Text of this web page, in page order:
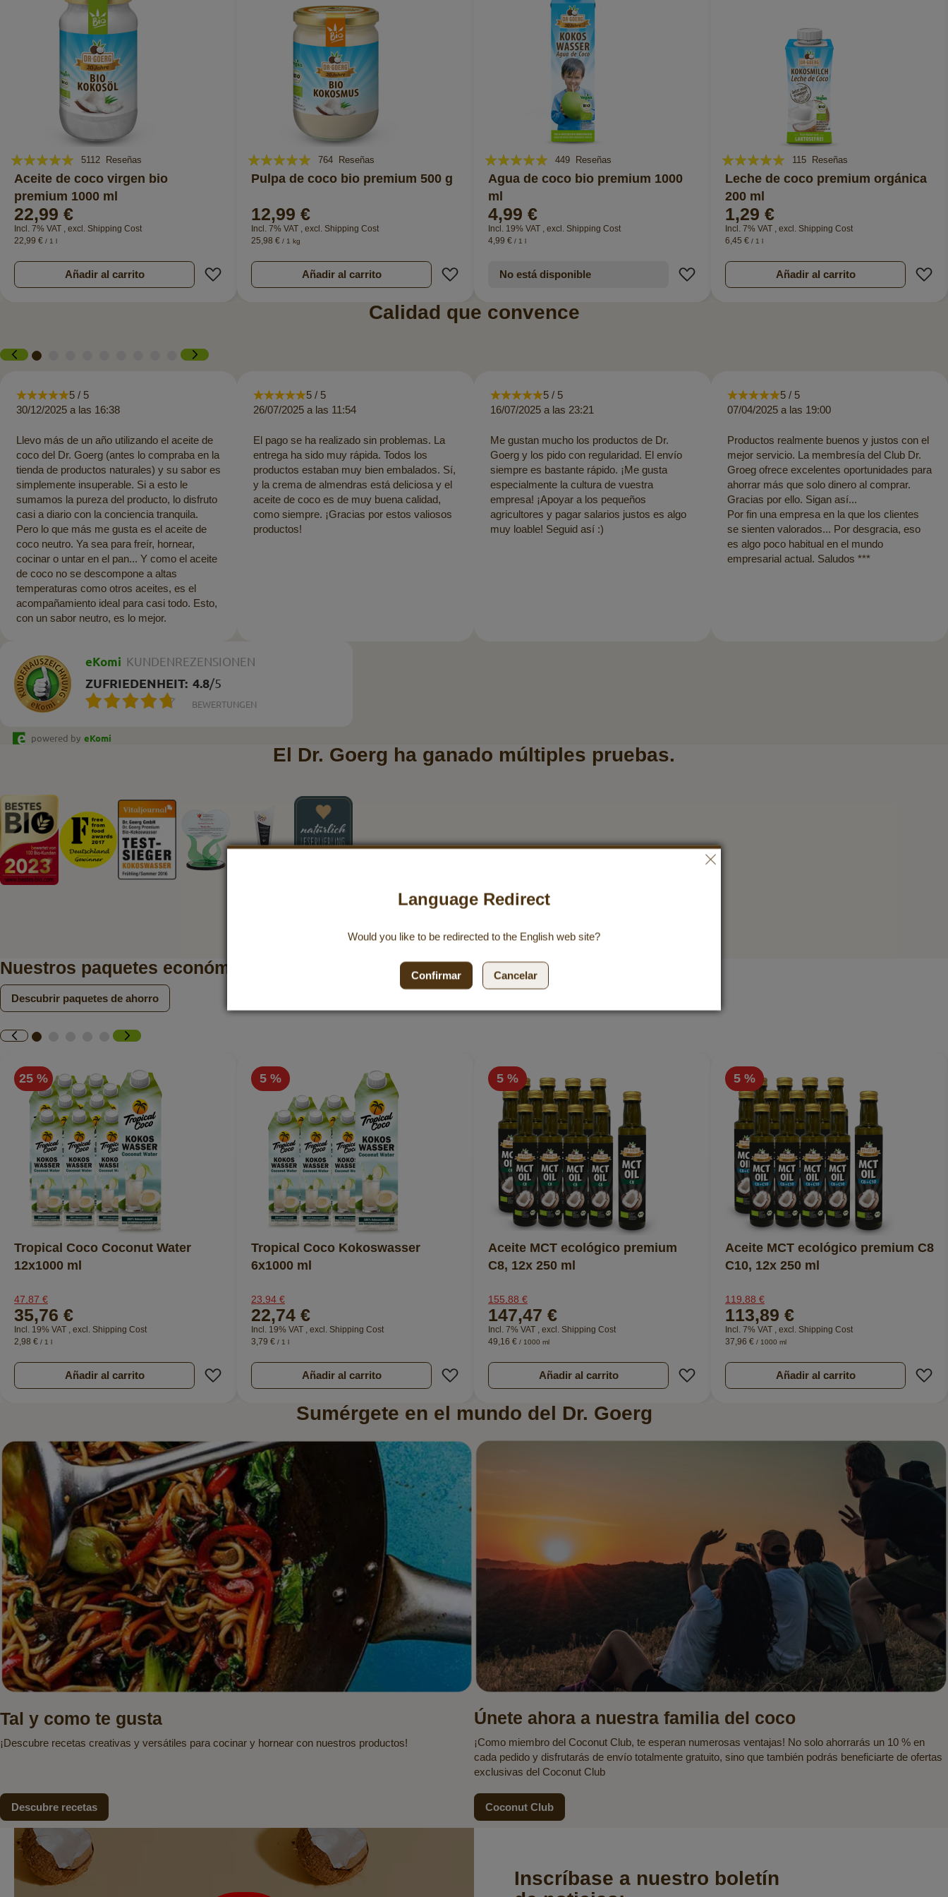
Valoración:
99%
5112 Reseñas
Aceite de coco virgen bio
premium 1000 ml
22,99 €
Incl. 7% VAT excl. Shipping Cost
22,99 € / 1 l
Añadir al carrito Añadir a la Lista de Deseos
Valoración:
99%
764 Reseñas
Pulpa de coco bio premium 500 g
12,99 €
Incl. 7% VAT excl. Shipping Cost
25,98 € / 1 kg
Añadir al carrito Añadir a la Lista de Deseos
Valoración:
97%
449 Reseñas
Agua de coco bio premium 1000
ml
4,99 €
Incl. 19% VAT excl. Shipping Cost
4,99 € / 1 l
No está disponible Añadir a la Lista de Deseos
Valoración:
97%
115 Reseñas
Leche de coco premium orgánica
200 ml
1,29 €
Incl. 7% VAT excl. Shipping Cost
6,45 € / 1 l
Añadir al carrito
Calidad que convence
5 / 5
30/12/2025 a las 16:38
Llevo más de un año utilizando el aceite de
coco del Dr. Goerg (antes lo compraba en la
tienda de productos naturales) y su sabor es
simplemente insuperable. Si a esto le
sumamos la pureza del producto, lo disfruto
casi a diario con la conciencia tranquila.
Pero lo que más me gusta es el aceite de
coco neutro. Ya sea para freír, hornear,
cocinar o untar en el pan... Y como el aceite
de coco no se descompone a altas
temperaturas como otros aceites, es el
acompañamiento ideal para casi todo. Esto,
con un sabor neutro, es lo mejor.
5 / 5
26/07/2025 a las 11:54
El pago se ha realizado sin problemas. La
entrega ha sido muy rápida. Todos los
productos estaban muy bien embalados. Sí,
y la crema de almendras está deliciosa y el
aceite de coco es de muy buena calidad,
como siempre. ¡Gracias por estos valiosos
productos!
5 / 5
16/07/2025 a las 23:21
Me gustan mucho los productos de Dr.
Goerg y los pido con regularidad. El envío
siempre es bastante rápido. ¡Me gusta
especialmente la cultura de vuestra
empresa! ¡Apoyar a los pequeños
agricultores y pagar salarios justos es algo
muy loable! Seguid así :)
5 / 5
07/04/2025 a las 19:00
Productos realmente buenos y justos con el
mejor servicio. La membresía del Club Dr.
Groeg ofrece excelentes oportunidades para
ahorrar más que solo dinero al comprar.
Gracias por ello. Sigan así...
Por fin una empresa en la que los clientes
se sienten valorados... Por desgracia, eso
es algo poco habitual en el mundo
empresarial actual. Saludos ***
eKomi KUNDENREZENSIONEN
ZUFRIEDENHEIT: 4.8/5
BEWERTUNGEN
powered by eKomi
El Dr. Goerg ha ganado múltiples pruebas.
Más información
Nuestros paquetes económicos
Descubrir paquetes de ahorro
25 %
Tropical Coco Coconut Water
12x1000 ml
47,87 €
35,76 €
Incl. 19% VAT excl. Shipping Cost
2,98 € / 1 l
Añadir al carrito Añadir a la Lista de Deseos
5 %
Tropical Coco Kokoswasser
6x1000 ml
23,94 €
22,74 €
Incl. 19% VAT excl. Shipping Cost
3,79 € / 1 l
Añadir al carrito Añadir a la Lista de Deseos
5 %
Aceite MCT ecológico premium
C8, 12x 250 ml
155,88 €
147,47 €
Incl. 7% VAT excl. Shipping Cost
49,16 € / 1000 ml
Añadir al carrito Añadir a la Lista de Deseos
5 %
Aceite MCT ecológico premium C8
C10, 12x 250 ml
119,88 €
113,89 €
Incl. 7% VAT excl. Shipping Cost
37,96 € / 1000 ml
Añadir al carrito
Sumérgete en el mundo del Dr. Goerg
Tal y como te gusta
¡Descubre recetas creativas y versátiles para cocinar y hornear con nuestros productos!
Descubre recetas
Únete ahora a nuestra familia del coco
¡Como miembro del Coconut Club, te esperan numerosas ventajas! No solo ahorrarás un 10 % en
cada pedido y disfrutarás de envío totalmente gratuito, sino que también podrás beneficiarte de ofertas
exclusivas del Coconut Club
Coconut Club
Boletín
noticias
Inscríbase a nuestro boletín
Language Redirect
Would you like to be redirected to the English web site?
Confirmar Cancelar